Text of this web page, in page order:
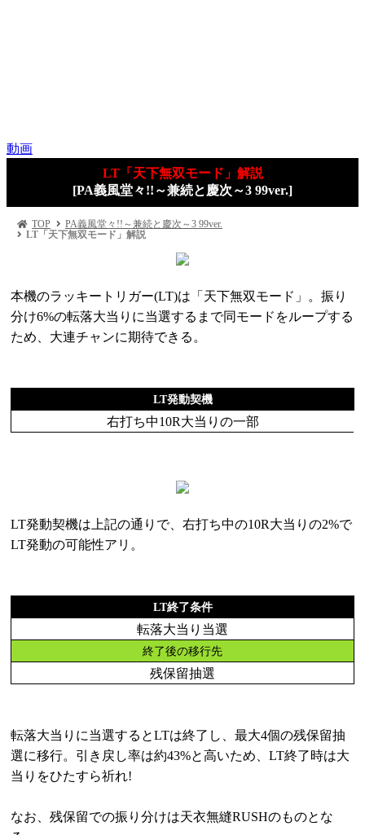
動画
LT「天下無双モード」解説
[PA義風堂々!!～兼続と慶次～3 99ver.]
TOP
PA義風堂々!!～兼続と慶次～3 99ver.
LT「天下無双モード」解説
本機のラッキートリガー(LT)は「天下無双モード」。振り
分け6%の転落大当りに当選するまで同モードをループする
ため、大連チャンに期待できる。
LT発動契機
右打ち中10R大当りの一部
LT発動契機は上記の通りで、右打ち中の10R大当りの2%で
LT発動の可能性アリ。
LT終了条件
転落大当り当選
終了後の移行先
残保留抽選
転落大当りに当選するとLTは終了し、最大4個の残保留抽
選に移行。引き戻し率は約43%と高いため、LT終了時は大
当りをひたすら祈れ!
なお、残保留での振り分けは天衣無縫RUSHのものとな